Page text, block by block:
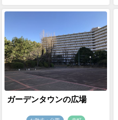
ガーデンタウンの広場